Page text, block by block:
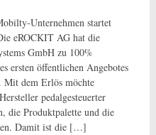
Unternehmen startet
eROCKIT AG hat die
GmbH zu 100%
ersten öffentlichen Angebotes
Mit dem Erlös möchte
pedalgesteuerter
die Produktpalette und die
Damit ist die […]